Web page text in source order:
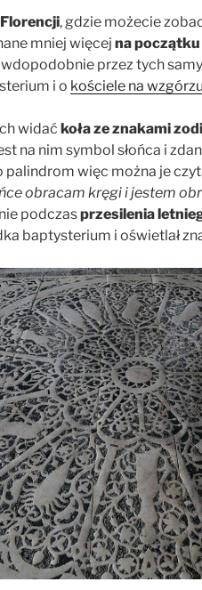
, gdzie możecie
mniej więcej na
przez tych
i o kościele na wzgórzu
widać koła ze znakami
na nim symbol słońca i
palindrom więc można je
obracam kręgi i jestem
podczasprzesilenia
baptysterium i oświetlał